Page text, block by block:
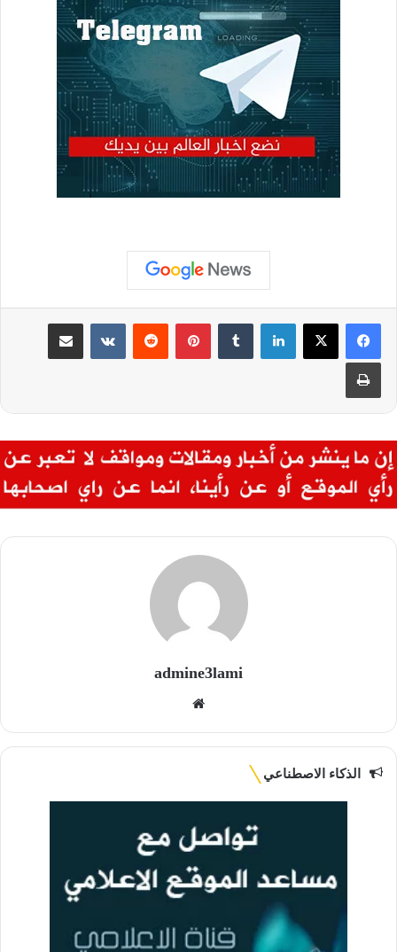
لينكدإن بينتيريست مشاركة عبر البريد
طباعة
admine3lami
الذكاء الاصطناعي